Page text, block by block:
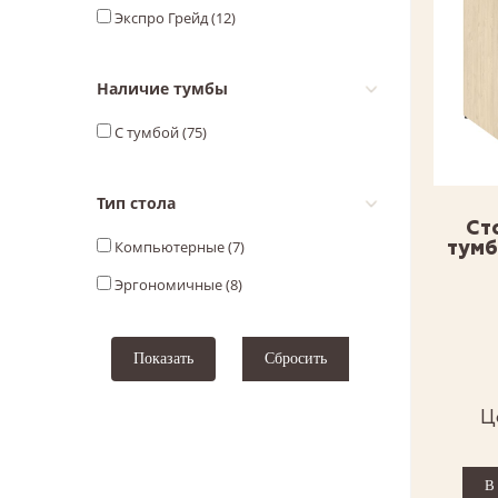
Экспро Грейд (12)
Наличие тумбы
С тумбой (75)
Тип стола
Компьютерные (7)
Эргономичные (8)